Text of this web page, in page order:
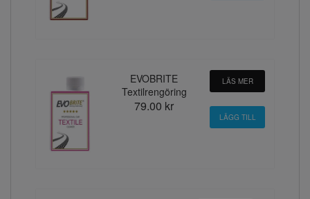
EVOBRITE
Textilrengöring
79.00 kr
LÄS MER